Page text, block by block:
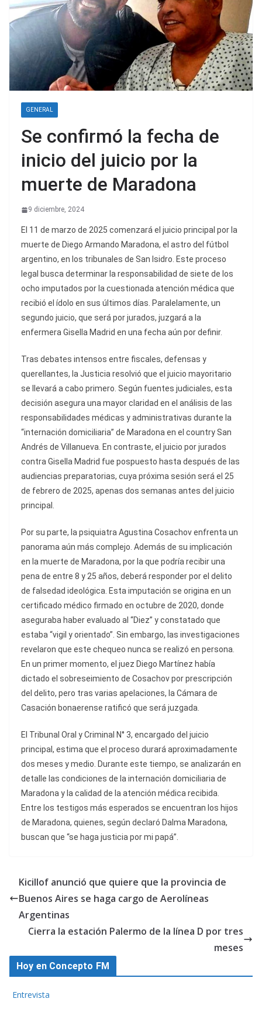
GENERAL
Se confirmó la fecha de
inicio del juicio por la
muerte de Maradona
9 diciembre, 2024
El 11 de marzo de 2025 comenzará el juicio principal por la
muerte de Diego Armando Maradona, el astro del fútbol
argentino, en los tribunales de San Isidro. Este proceso
legal busca determinar la responsabilidad de siete de los
ocho imputados por la cuestionada atención médica que
recibió el ídolo en sus últimos días. Paralelamente, un
segundo juicio, que será por jurados, juzgará a la
enfermera Gisella Madrid en una fecha aún por definir.
Tras debates intensos entre fiscales, defensas y
querellantes, la Justicia resolvió que el juicio mayoritario
se llevará a cabo primero. Según fuentes judiciales, esta
decisión asegura una mayor claridad en el análisis de las
responsabilidades médicas y administrativas durante la
“internación domiciliaria” de Maradona en el country San
Andrés de Villanueva. En contraste, el juicio por jurados
contra Gisella Madrid fue pospuesto hasta después de las
audiencias preparatorias, cuya próxima sesión será el 25
de febrero de 2025, apenas dos semanas antes del juicio
principal.
Por su parte, la psiquiatra Agustina Cosachov enfrenta un
panorama aún más complejo. Además de su implicación
en la muerte de Maradona, por la que podría recibir una
pena de entre 8 y 25 años, deberá responder por el delito
de falsedad ideológica. Esta imputación se origina en un
certificado médico firmado en octubre de 2020, donde
aseguraba haber evaluado al “Diez” y constatado que
estaba “vigil y orientado”. Sin embargo, las investigaciones
revelaron que este chequeo nunca se realizó en persona.
En un primer momento, el juez Diego Martínez había
dictado el sobreseimiento de Cosachov por prescripción
del delito, pero tras varias apelaciones, la Cámara de
Casación bonaerense ratificó que será juzgada.
El Tribunal Oral y Criminal N° 3, encargado del juicio
principal, estima que el proceso durará aproximadamente
dos meses y medio. Durante este tiempo, se analizarán en
detalle las condiciones de la internación domiciliaria de
Maradona y la calidad de la atención médica recibida.
Entre los testigos más esperados se encuentran los hijos
de Maradona, quienes, según declaró Dalma Maradona,
buscan que “se haga justicia por mi papá”.
Kicillof anunció que quiere que la provincia de
Buenos Aires se haga cargo de Aerolíneas
Argentinas
Cierra la estación Palermo de la línea D por tres
meses
Hoy en Concepto FM
Entrevista